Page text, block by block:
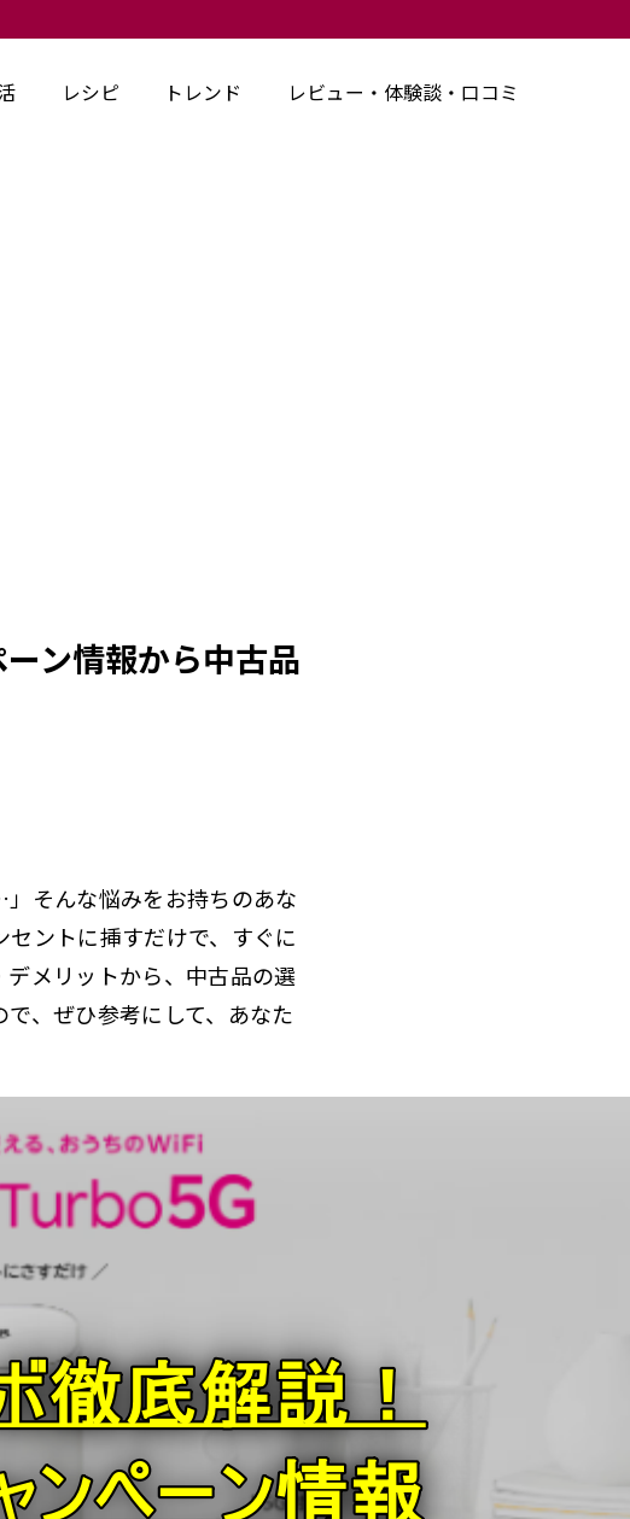
レシピ トレンド レビュー・体験談・口コミ
ン情報から中古品
そんな悩みをお持ちのあな
ントに挿すだけで、すぐに
メリットから、中古品の選
、ぜひ参考にして、あなた